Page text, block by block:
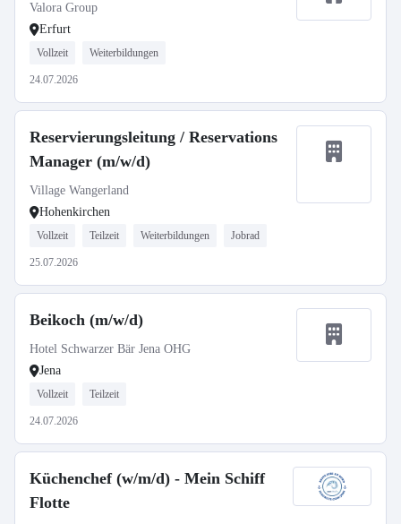
Valora Group
Erfurt
Vollzeit Weiterbildungen
24.07.2026
Reservierungsleitung / Reservations
Manager (m/w/d)
Village Wangerland
Hohenkirchen
Vollzeit Teilzeit Weiterbildungen Jobrad
25.07.2026
Beikoch (m/w/d)
Hotel Schwarzer Bär Jena OHG
Jena
Vollzeit Teilzeit
24.07.2026
Küchenchef (w/m/d) - Mein Schiff
Flotte